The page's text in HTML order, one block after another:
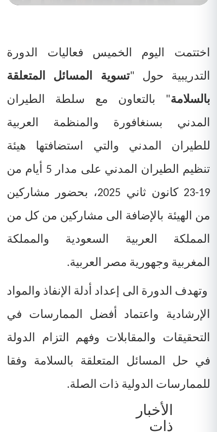
اختتمت اليوم الخميس فعاليات الدورة
التدريبية حول "تسوية المسائل المتعلقة
بالسلامة" بالتعاون مع سلطة الطيران
المدني بسنغافورة والمنظمة العربية
للطيران المدني والتي استضافتها هيئة
تنظيم الطيران المدني على مدار 5 أيام من
19-23 كانون ثاني 2025، بحضور مشاركين
من الهيئة بالإضافة الى مشاركين من كل من
المملكة العربية
السعودية والمملكة
المغربية وجهورية مصر العربية.
وتهدف الدورة الى إعداد أدلة الإنفاذ والمواد
الإرشادية واعتماد أفضل الممارسات في
التحقيقات والمقابلات وفهم التزام الدولة
في حل المسائل المتعلقة بالسلامة وفقا
للممارسات الدولية ذات الصلة.
الأخبار
ذات